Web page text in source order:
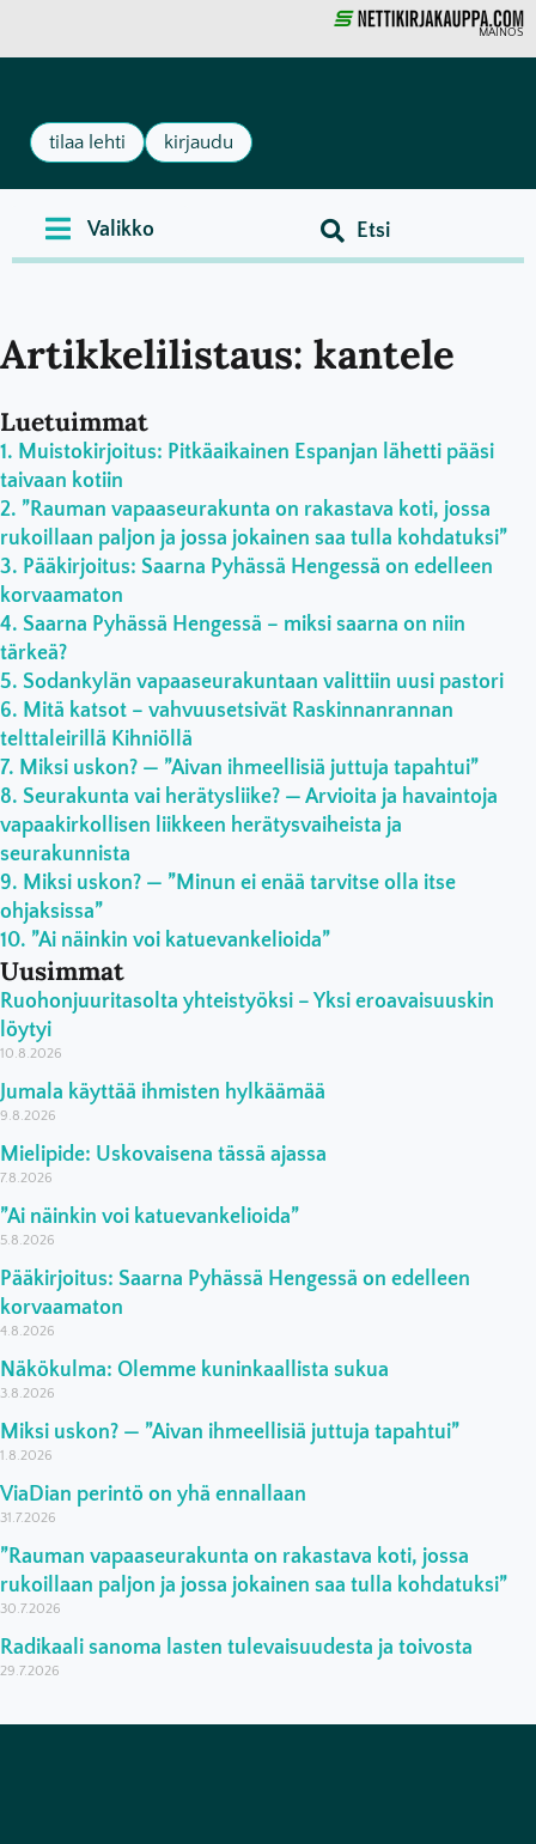
MAINOS
tilaa lehti kirjaudu
Artikkelilistaus: kantele
Luetuimmat
Muistokirjoitus: Pitkäaikainen Espanjan lähetti pääsi
taivaan kotiin
”Rauman vapaaseurakunta on rakastava koti, jossa
rukoillaan paljon ja jossa jokainen saa tulla kohdatuksi”
Pääkirjoitus: Saarna Pyhässä Hengessä on edelleen
korvaamaton
Saarna Pyhässä Hengessä – miksi saarna on niin
tärkeä?
Sodankylän vapaaseurakuntaan valittiin uusi pastori
Mitä katsot – vahvuusetsivät Raskinnanrannan
telttaleirillä Kihniöllä
Miksi uskon? — ”Aivan ihmeellisiä juttuja tapahtui”
Seurakunta vai herätysliike? — Arvioita ja havaintoja
vapaakirkollisen liikkeen herätysvaiheista ja
seurakunnista
Miksi uskon? — ”Minun ei enää tarvitse olla itse
ohjaksissa”
”Ai näinkin voi katuevankelioida”
Uusimmat
Ruohonjuuritasolta yhteistyöksi – Yksi eroavaisuuskin
löytyi
10.8.2026
Jumala käyttää ihmisten hylkäämää
9.8.2026
Mielipide: Uskovaisena tässä ajassa
7.8.2026
”Ai näinkin voi katuevankelioida”
5.8.2026
Pääkirjoitus: Saarna Pyhässä Hengessä on edelleen
korvaamaton
4.8.2026
Näkökulma: Olemme kuninkaallista sukua
3.8.2026
Miksi uskon? — ”Aivan ihmeellisiä juttuja tapahtui”
1.8.2026
ViaDian perintö on yhä ennallaan
31.7.2026
”Rauman vapaaseurakunta on rakastava koti, jossa
rukoillaan paljon ja jossa jokainen saa tulla kohdatuksi”
30.7.2026
Radikaali sanoma lasten tulevaisuudesta ja toivosta
29.7.2026